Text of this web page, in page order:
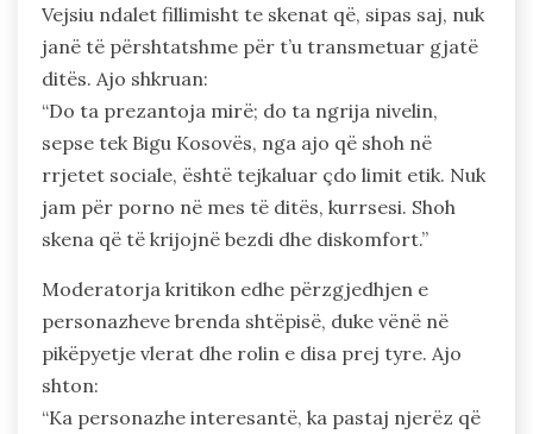
Vejsiu ndalet fillimisht te skenat që, sipas saj, nuk
janë të përshtatshme për t’u transmetuar gjatë
ditës. Ajo shkruan:
“Do ta prezantoja mirë; do ta ngrija nivelin,
sepse tek Bigu Kosovës, nga ajo që shoh në
rrjetet sociale, është tejkaluar çdo limit etik. Nuk
jam për porno në mes të ditës, kurrsesi. Shoh
skena që të krijojnë bezdi dhe diskomfort.”
Moderatorja kritikon edhe përzgjedhjen e
personazheve brenda shtëpisë, duke vënë në
pikëpyetje vlerat dhe rolin e disa prej tyre. Ajo
shton:
“Ka personazhe interesantë, ka pastaj njerëz që